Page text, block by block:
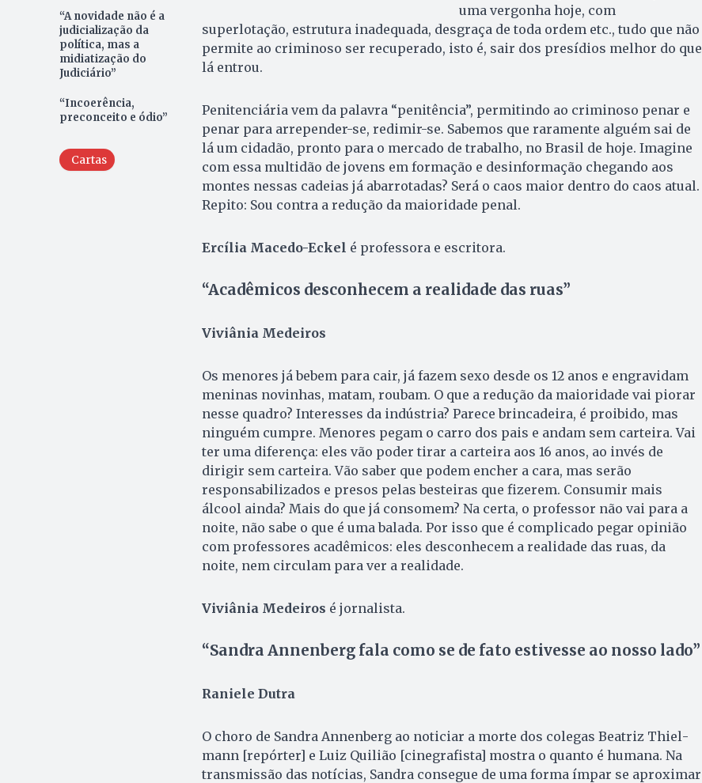
“A novidade não é a
judicialização da
política, mas a
midiatização do
Judiciário”
“Incoerência,
preconceito e ódio”
Cartas
uma vergonha hoje, com
superlotação, estrutura inadequada, desgraça de toda ordem etc., tudo que não
permite ao criminoso ser recuperado, isto é, sair dos presídios melhor do que
lá entrou.
Penitenciária vem da palavra “penitência”, permitindo ao criminoso penar e
penar para arrepender-se, redimir-se. Sabemos que raramente alguém sai de
lá um cidadão, pronto para o mercado de trabalho, no Brasil de hoje. Imagine
com essa multidão de jovens em formação e desinformação chegando aos
montes nessas cadeias já abarrotadas? Será o caos maior dentro do caos atual.
Repito: Sou contra a redução da maioridade penal.
Ercília Macedo-Eckel é professora e escritora.
“Acadêmicos desconhecem a realidade das ruas”
Viviânia Medeiros
Os menores já bebem para cair, já fazem sexo desde os 12 anos e engravidam
meninas novinhas, matam, roubam. O que a redução da maioridade vai piorar
nesse quadro? Interesses da indústria? Parece brincadeira, é proibido, mas
ninguém cumpre. Menores pegam o carro dos pais e andam sem carteira. Vai
ter uma diferença: eles vão poder tirar a carteira aos 16 anos, ao invés de
dirigir sem carteira. Vão saber que podem encher a cara, mas serão
responsabilizados e presos pelas besteiras que fizerem. Consumir mais
álcool ainda? Mais do que já consomem? Na certa, o professor não vai para a
noite, não sabe o que é uma balada. Por isso que é complicado pegar opinião
com professores acadêmicos: eles desconhecem a realidade das ruas, da
noite, nem circulam para ver a realidade.
Viviânia Medeiros é jornalista.
“Sandra Annenberg fala como se de fato estivesse ao nosso lado”
Raniele Dutra
O choro de Sandra An­nenberg ao noticiar a morte dos colegas Beatriz Thiel­
mann [repórter] e Luiz Quilião [cinegrafista] mostra o quanto é humana. Na
transmissão das notícias, Sandra consegue de uma forma ímpar se aproximar